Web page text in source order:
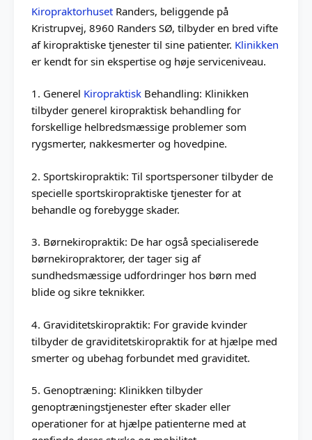
Kiropraktorhuset Randers, beliggende på
Kristrupvej, 8960 Randers SØ, tilbyder en bred vifte
af kiropraktiske tjenester til sine patienter. Klinikken
er kendt for sin ekspertise og høje serviceniveau.
1. Generel Kiropraktisk Behandling: Klinikken
tilbyder generel kiropraktisk behandling for
forskellige helbredsmæssige problemer som
rygsmerter, nakkesmerter og hovedpine.
2. Sportskiropraktik: Til sportspersoner tilbyder de
specielle sportskiropraktiske tjenester for at
behandle og forebygge skader.
3. Børnekiropraktik: De har også specialiserede
børnekiropraktorer, der tager sig af
sundhedsmæssige udfordringer hos børn med
blide og sikre teknikker.
4. Graviditetskiropraktik: For gravide kvinder
tilbyder de graviditetskiropraktik for at hjælpe med
smerter og ubehag forbundet med graviditet.
5. Genoptræning: Klinikken tilbyder
genoptræningstjenester efter skader eller
operationer for at hjælpe patienterne med at